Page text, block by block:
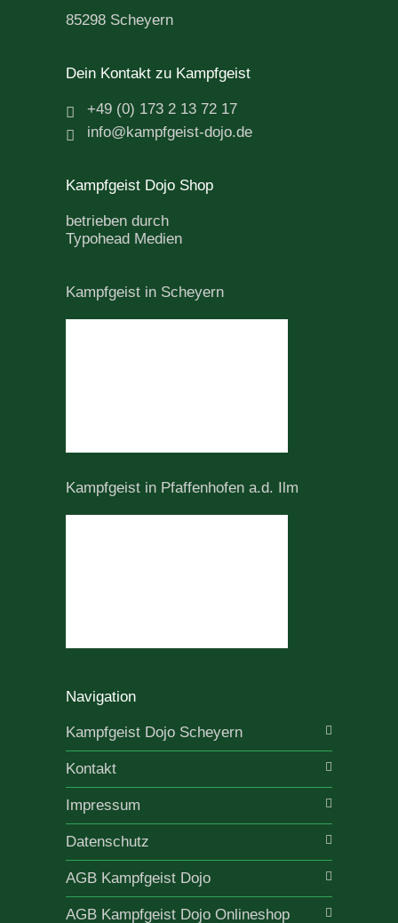
85298 Scheyern
Dein Kontakt zu Kampfgeist
+49 (0) 173 2 13 72 17
info@kampfgeist-dojo.de
Kampfgeist Dojo Shop
betrieben durch
Typohead Medien
Kampfgeist in Scheyern
Kampfgeist in Pfaffenhofen a.d. Ilm
Navigation
Kampfgeist Dojo Scheyern
Kontakt
Impressum
Datenschutz
AGB Kampfgeist Dojo
AGB Kampfgeist Dojo Onlineshop